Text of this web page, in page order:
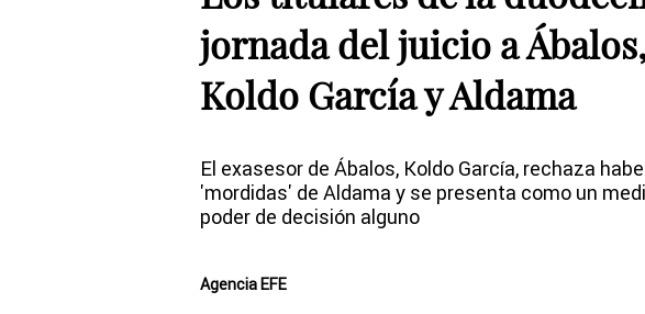
jornada del juicio a
Koldo García y Aldama
El exasesor de Ábalos, Koldo García, rechaza
'mordidas' de Aldama y se presenta como un
poder de decisión alguno
Agencia EFE